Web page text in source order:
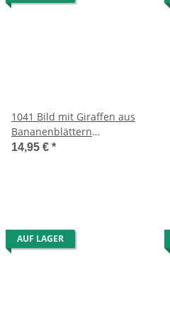
1041 Bild mit Giraffen aus
Bananenblättern
handgefertigt 40 x 20 cm
14,95 € *
AUF LAGER